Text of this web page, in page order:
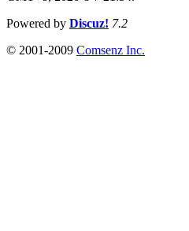
Powered by Discuz! 7.2
© 2001-2009 Comsenz Inc.